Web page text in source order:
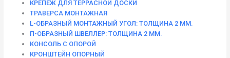
КРЕПЕЖ ДЛЯ ТЕРРАСНОЙ ДОСКИ
ТРАВЕРСА МОНТАЖНАЯ
L-ОБРАЗНЫЙ МОНТАЖНЫЙ УГОЛ: ТОЛЩИНА 2 ММ.
П-ОБРАЗНЫЙ ШВЕЛЛЕР: ТОЛЩИНА 2 ММ.
КОНСОЛЬ С ОПОРОЙ
КРОНШТЕЙН ОПОРНЫЙ